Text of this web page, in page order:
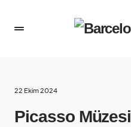
22 Ekim 2024
Picasso Müzesi